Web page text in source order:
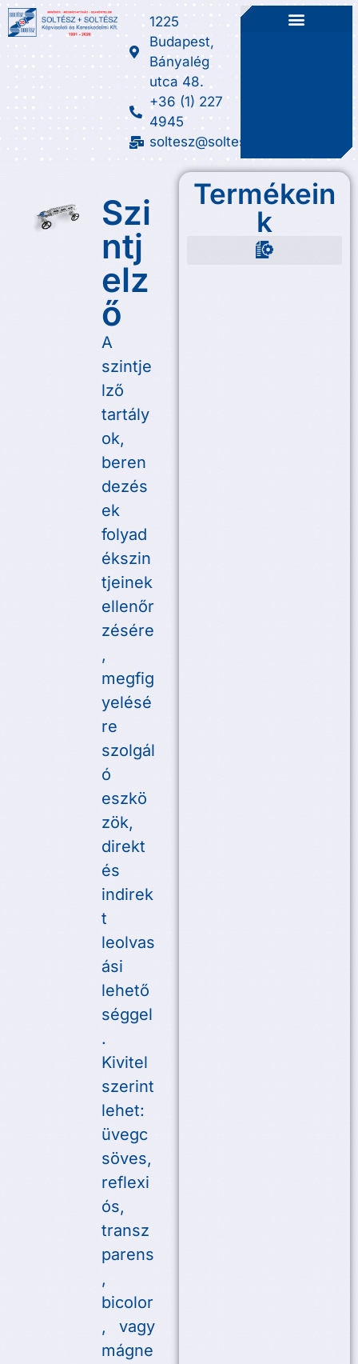
1225
Budapest,
Bányalég
utca 48.
+36 (1) 227
4945
soltesz@soltesz.hu
Szi
ntj
elz
ő
A
szintje
lző
tartály
ok,
beren
dezés
ek
folyad
ékszin
tjeinek
ellenőr
zésére
,
megfig
yelésé
re
szolgál
ó
eszkö
zök,
direkt
és
indirek
t
leolvas
ási
lehető
séggel
.
Kivitel
szerint
lehet:
üvegc
söves,
reflexi
ós,
transz
parens
,
bicolor
, vagy
mágne
Termékein
k